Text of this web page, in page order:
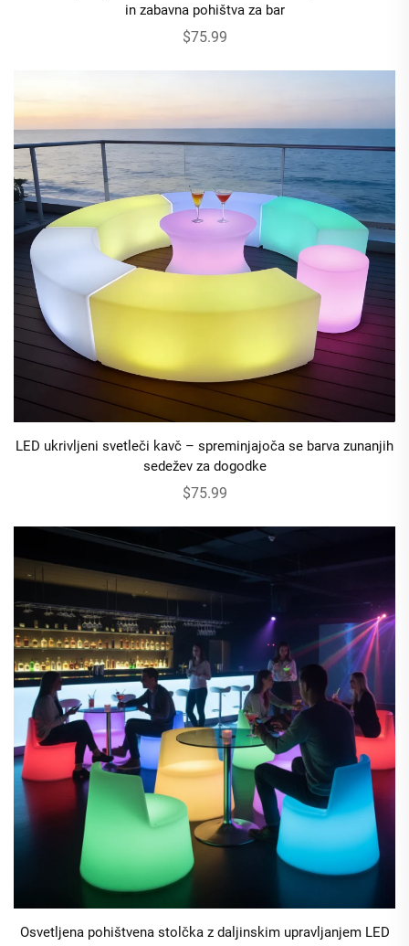
in zabavna pohištva za bar
$75.99
LED ukrivljeni svetleči kavč – spreminjajoča se barva zunanjih
sedežev za dogodke
$75.99
Osvetljena pohištvena stolčka z daljinskim upravljanjem LED